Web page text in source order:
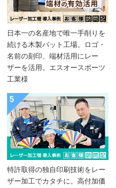
日本一の名産地で唯一手削りを
続ける木製バット工場。ロゴ・
名前の刻印、端材活用にレー
ザーを活用。エスオースポーツ
工業様
5
特許取得の独自印刷技術をレー
ザー加工でカタチに。高付加価